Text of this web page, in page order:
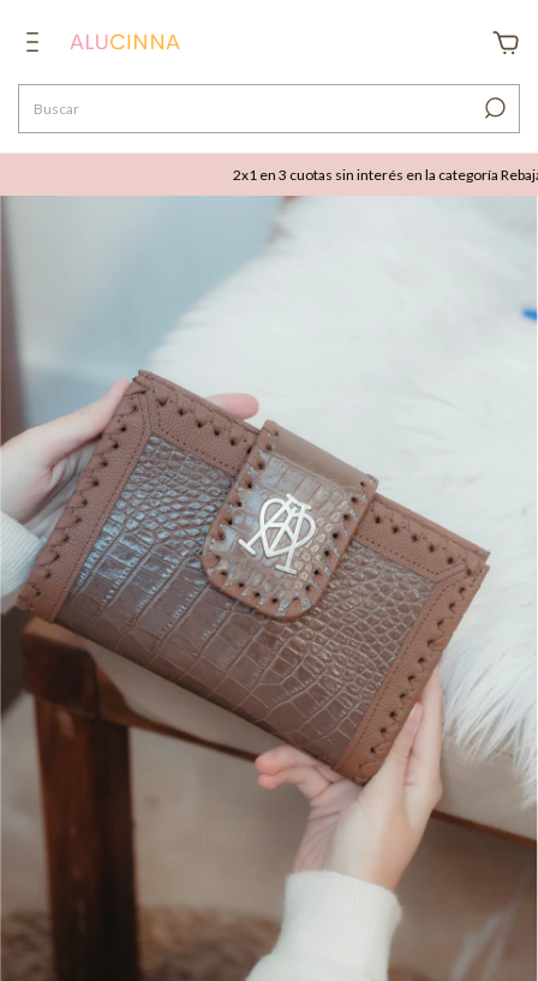
2x1 en 3 cuotas sin interés en la categoría Rebajas